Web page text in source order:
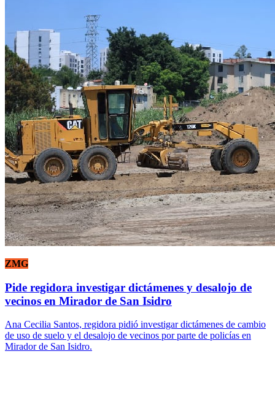
ZMG
Pide regidora investigar dictámenes y desalojo de
vecinos en Mirador de San Isidro
Ana Cecilia Santos, regidora pidió investigar dictámenes de cambio
de uso de suelo y el desalojo de vecinos por parte de policías en
Mirador de San Isidro.